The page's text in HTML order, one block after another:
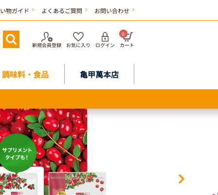
物ガイド よくあるご質問 お問い合わせ
新規会員登録 お気に入り ログイン
0
カート
調味料・食品 亀甲萬本店